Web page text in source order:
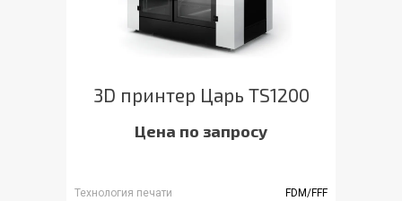
3D принтер Царь TS1200
Цена по запросу
Технология печати
FDM/FFF